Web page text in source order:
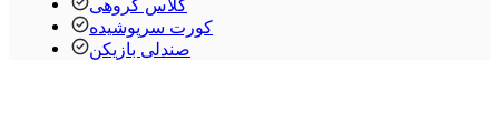
کلاس گروهی
کورت سرپوشیده
صندلی بازیکن